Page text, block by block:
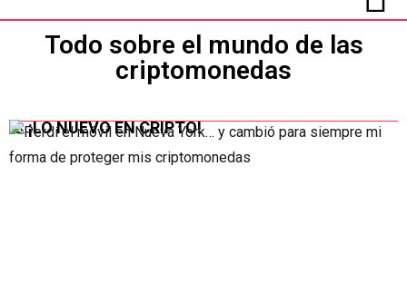
Todo sobre el mundo de las
criptomonedas
⚠️ ¡LO NUEVO EN CRIPTO!